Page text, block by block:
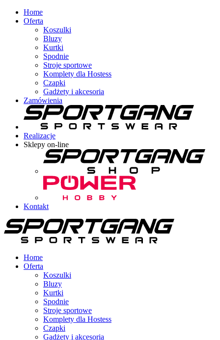
Home
Oferta
Koszulki
Bluzy
Kurtki
Spodnie
Stroje sportowe
Komplety dla Hostess
Czapki
Gadżety i akcesoria
Zamówienia
Realizacje
Sklepy on-line
Kontakt
Home
Oferta
Koszulki
Bluzy
Kurtki
Spodnie
Stroje sportowe
Komplety dla Hostess
Czapki
Gadżety i akcesoria